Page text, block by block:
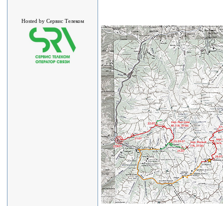
Hosted by Сервис Телеком